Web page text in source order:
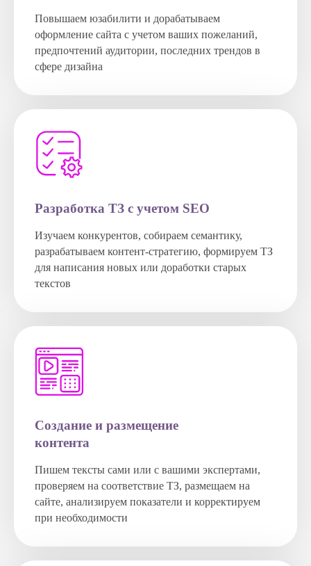
Повышаем юзабилити и дорабатываем
оформление сайта с учетом ваших пожеланий,
предпочтений аудитории, последних трендов в
сфере дизайна
Разработка ТЗ с учетом SEO
Изучаем конкурентов, собираем семантику,
разрабатываем контент-стратегию, формируем ТЗ
для написания новых или доработки старых
текстов
Создание и размещение
контента
Пишем тексты сами или с вашими экспертами,
проверяем на соответствие ТЗ, размещаем на
сайте, анализируем показатели и корректируем
при необходимости